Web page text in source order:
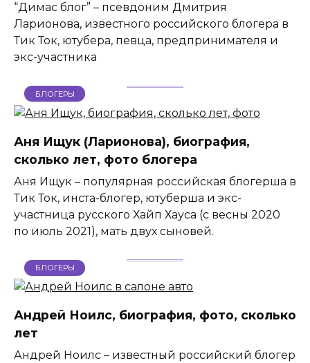
“Димас блог” – псевдоним Дмитрия
Ларионова, известного российского блогера в
Тик Ток, ютубера, певца, предпринимателя и
экс-участника
БЛОГЕРЫ
Аня Ищук (Ларионова), биография,
сколько лет, фото блогера
Аня Ищук – популярная российская блогерша в
Тик Ток, инста-блогер, ютуберша и экс-
участница русского Хайп Хауса (с весны 2020
по июль 2021), мать двух сыновей.
БЛОГЕРЫ
Андрей Ноилс, биография, фото, сколько
лет
Андрей Ноилс – известный российский блогер